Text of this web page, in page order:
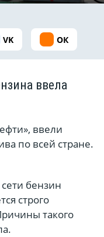
VK ОК
ввела
ввели
по всей стране.
бензин
строго
такого